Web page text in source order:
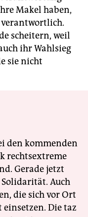
Makel haben,
scheitern, weil
ihr Wahlsieg
sie nicht
den kommenden
rechtsextreme
Gerade jetzt
Auch
die sich vor Ort
Die taz